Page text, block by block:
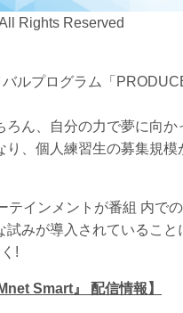
Rights Reserved
ルプログラム「
ん、自分の力で夢に向か
、個人練習生の募集規模
インメントが番組 内で
みが導入されていること
!
Smart』 配信情報】